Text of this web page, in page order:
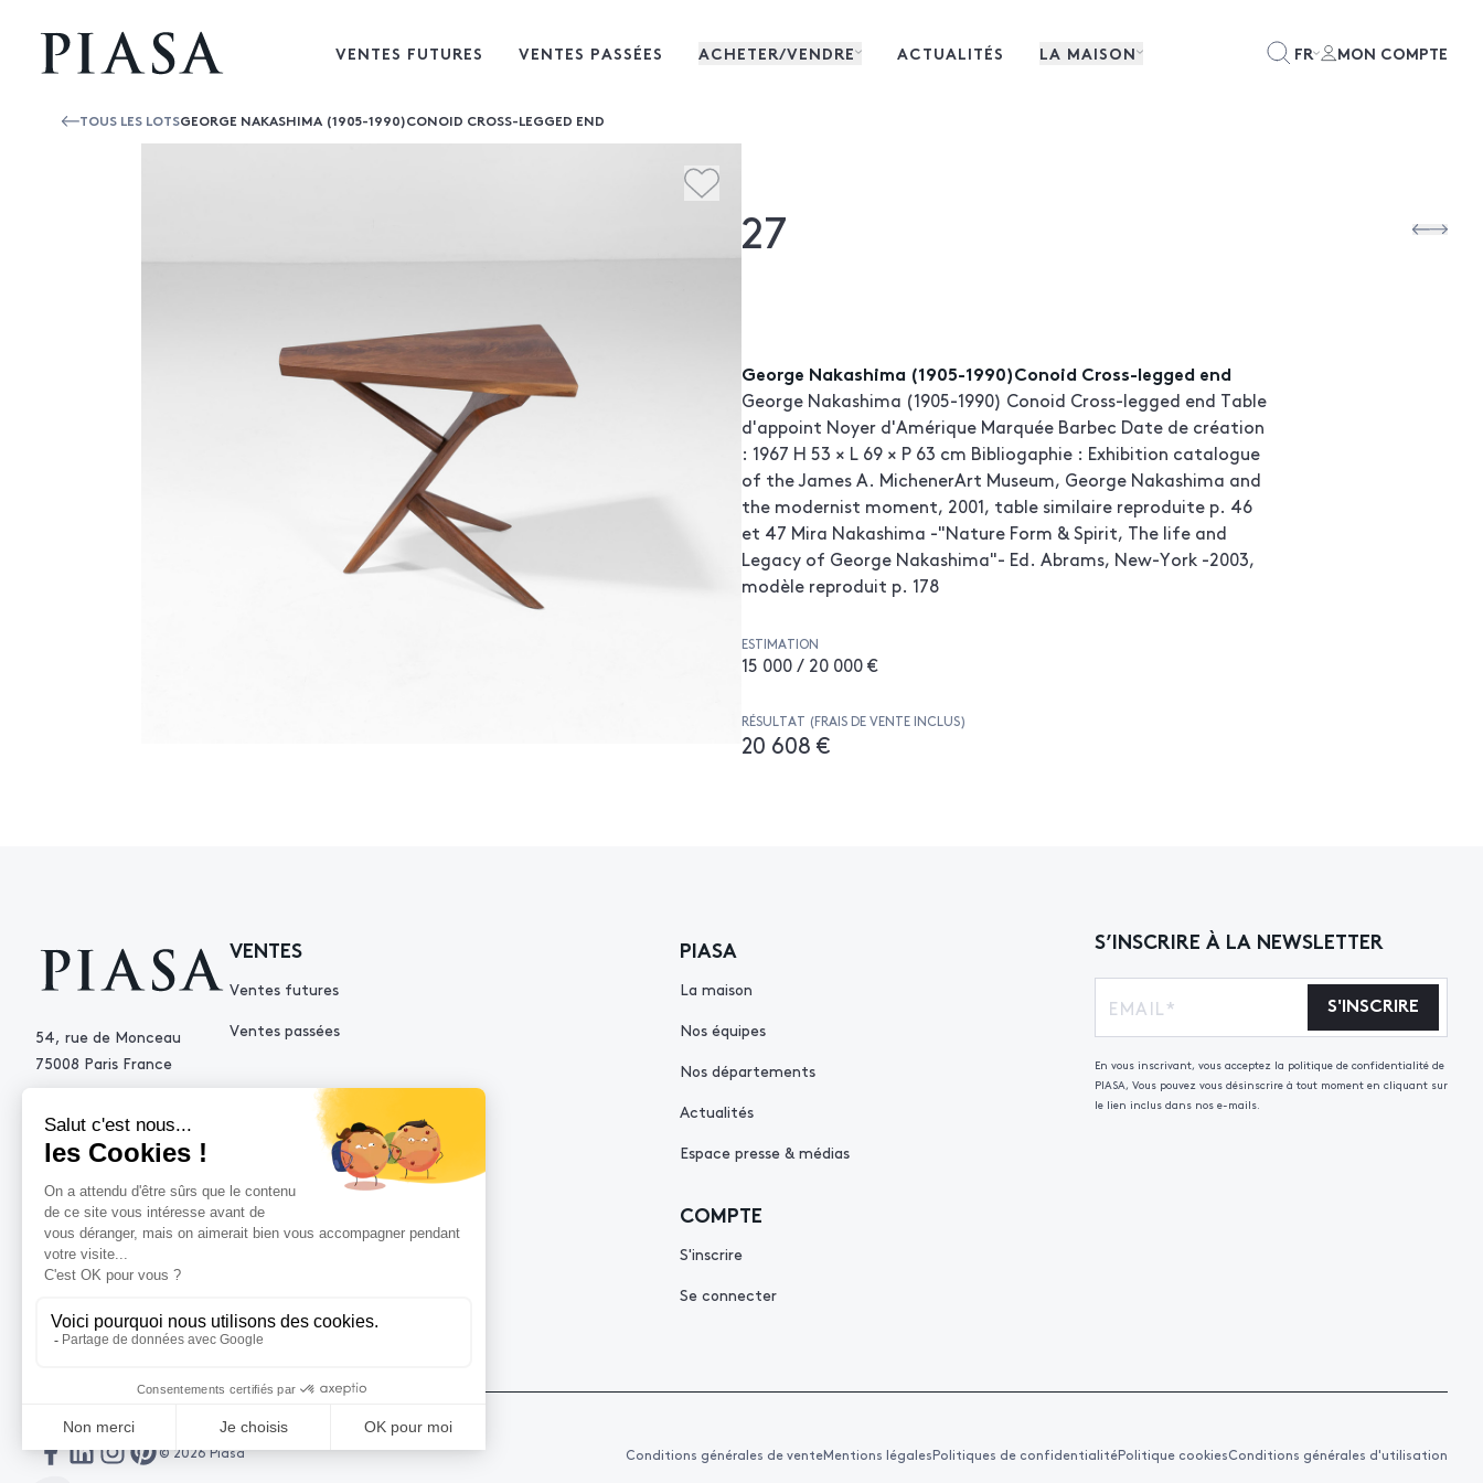
VENTES FUTURES VENTES PASSÉES ACHETER/VENDRE ACTUALITÉS LA MAISON FR MON COMPTE
TOUS LES LOTSGEORGE NAKASHIMA (1905-1990)CONOID CROSS-LEGGED END
27
George Nakashima (1905-1990)Conoid Cross-legged end
George Nakashima (1905-1990) Conoid Cross-legged end Table
d'appoint Noyer d'Amérique Marquée Barbec Date de création
: 1967 H 53 × L 69 × P 63 cm Bibliogaphie : Exhibition catalogue
of the James A. MichenerArt Museum, George Nakashima and
the modernist moment, 2001, table similaire reproduite p. 46
et 47 Mira Nakashima -"Nature Form & Spirit, The life and
Legacy of George Nakashima"- Ed. Abrams, New-York -2003,
modèle reproduit p. 178
ESTIMATION
15 000 / 20 000 €
RÉSULTAT (FRAIS DE VENTE INCLUS)
20 608 €
54, rue de Monceau
75008 Paris France
contact@piasa.fr
VENTES
Ventes futures
Ventes passées
PIASA
La maison
Nos équipes
Nos départements
Actualités
Espace presse & médias
AIDE
Demande d’estimation
COMPTE
S'inscrire
Se connecter
S’INSCRIRE À LA NEWSLETTER
S'INSCRIRE
En vous inscrivant, vous acceptez la politique de confidentialité de
PIASA, Vous pouvez vous désinscrire à tout moment en cliquant sur
le lien inclus dans nos e-mails.
© 2026 Piasa Conditions générales de venteMentions légalesPolitiques de confidentialitéPolitique cookiesConditions générales d'utilisation